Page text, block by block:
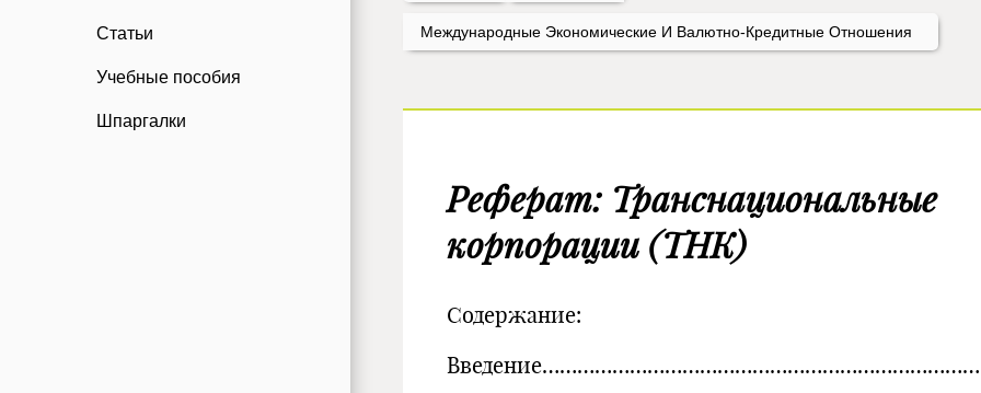
Статьи
Учебные пособия
Шпаргалки
Международные Экономические И Валютно-Кредитные Отношения
Реферат: Транснациональные
корпорации (ТНК)
Содержание: